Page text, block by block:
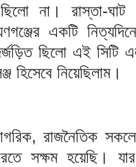
না। রাস্তা-ঘাট
একটি
ছিলো এই সিটি
হিসেবে নিয়েছিলাম।
রাজনৈতিক
সক্ষম হয়েছি।